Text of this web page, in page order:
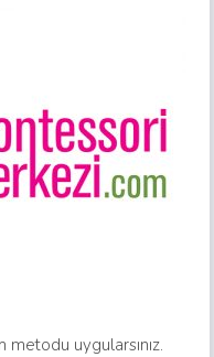
uygularsınız.